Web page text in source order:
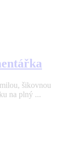
šikovnou
na plný ...